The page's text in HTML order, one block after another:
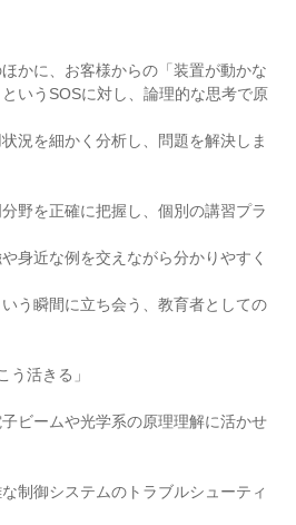
かに、お客様からの「装置が動かな
いうSOSに対し、論理的な思考で原
況を細かく分析し、問題を解決しま
野を正確に把握し、個別の講習プラ
身近な例を交えながら分かりやすく
う瞬間に立ち会う、教育者としての
う活きる」
ビームや光学系の原理理解に活かせ
制御システムのトラブルシューティ